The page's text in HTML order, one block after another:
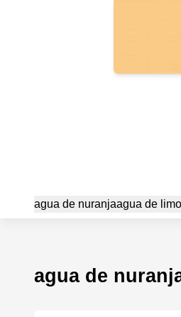
agua de nuranjaagua de
agua de